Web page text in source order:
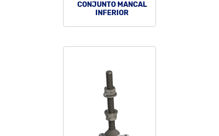
CONJUNTO MANCAL
INFERIOR